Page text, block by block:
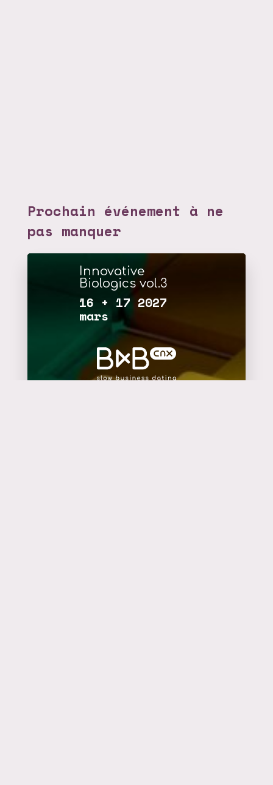
Prochain événement à ne
pas manquer
Innovative
Biologics vol.3
16 + 17 2027
mars